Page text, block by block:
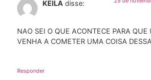
KEILA disse:
NAO SEI O QUE ACONTECE PARA QUE
VENHA A COMETER UMA COISA
Responder